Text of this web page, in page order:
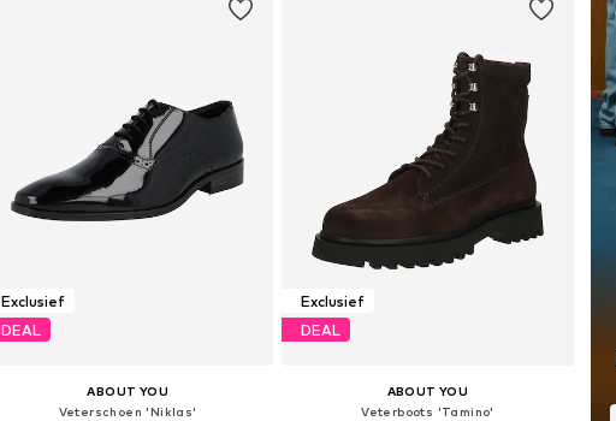
Exclusief
DEAL
ABOUT YOU
Veterschoen 'Niklas'
Exclusief
DEAL
ABOUT YOU
Veterboots 'Tamino'